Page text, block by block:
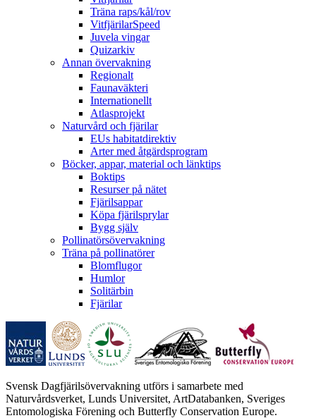
Träna raps/kål/rov
VitfjärilarSpeed
Juvela vingar
Quizarkiv
Annan övervakning
Regionalt
Faunaväkteri
Internationellt
Atlasprojekt
Naturvård och fjärilar
EUs habitatdirektiv
Arter med åtgärdsprogram
Böcker, appar, material och länktips
Boktips
Resurser på nätet
Fjärilsappar
Köpa fjärilsprylar
Bygg själv
Pollinatörsövervakning
Träna på pollinatörer
Blomflugor
Humlor
Solitärbin
Fjärilar
Svensk Dagfjärilsövervakning utförs i samarbete med
Naturvårdsverket, Lunds Universitet, ArtDatabanken, Sveriges
Entomologiska Förening och Butterfly Conservation Europe.